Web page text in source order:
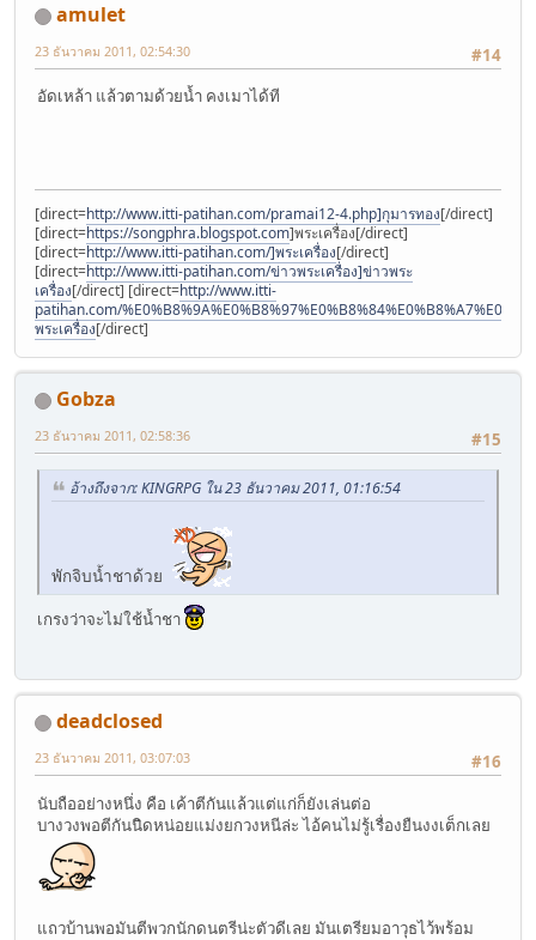
amulet
#14
23 ธันวาคม 2011, 02:54:30
อัดเหล้า แล้วตามด้วยน้ำ คงเมาได้ที
[direct=http://www.itti-patihan.com/pramai12-4.php]กุมารทอง[/direct]
[direct=https://songphra.blogspot.com]พระเครื่อง[/direct]
[direct=http://www.itti-patihan.com/]พระเครื่อง[/direct]
[direct=http://www.itti-patihan.com/ข่าวพระเครื่อง]ข่าวพระ
เครื่อง[/direct] [direct=http://www.itti-
patihan.com/
พระเครื่อง[/direct]
Gobza
#15
23 ธันวาคม 2011, 02:58:36
อ้างถึงจาก: KINGRPG ใน 23 ธันวาคม 2011, 01:16:54
พักจิบน้ำชาด้วย
เกรงว่าจะไม่ใช้น้ำชา
deadclosed
#16
23 ธันวาคม 2011, 03:07:03
นับถืออย่างหนึ่ง คือ เค้าตีกันแล้วแต่แก่ก็ยังเล่นต่อ
บางวงพอตีกันนิดหน่อยแม่งยกวงหนีล่ะ ไอ้คนไม่รู้เรื่องยืนงงเต็กเลย
แถวบ้านพอมันตีพวกนักดนตรีน่ะตัวดีเลย มันเตรียมอาวุธไว้พร้อม